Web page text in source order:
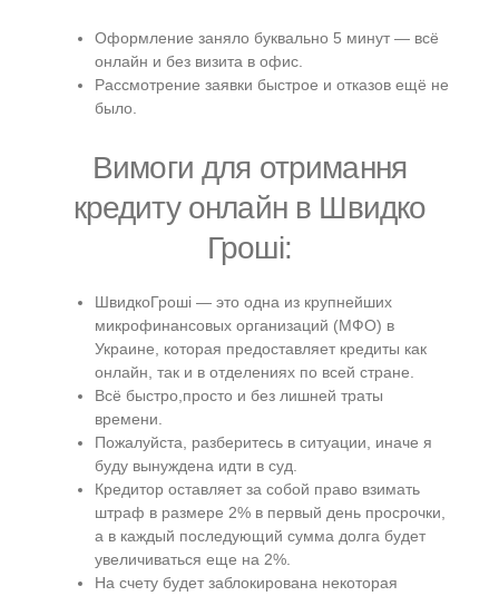
Оформление заняло буквально 5 минут — всё
онлайн и без визита в офис.
Рассмотрение заявки быстрое и отказов ещё не
было.
Вимоги для отримання
кредиту онлайн в Швидко
Гроші:
ШвидкоГроші — это одна из крупнейших
микрофинансовых организаций (МФО) в
Украине, которая предоставляет кредиты как
онлайн, так и в отделениях по всей стране.
Всё быстро,просто и без лишней траты
времени.
Пожалуйста, разберитесь в ситуации, иначе я
буду вынуждена идти в суд.
Кредитор оставляет за собой право взимать
штраф в размере 2% в первый день просрочки,
а в каждый последующий сумма долга будет
увеличиваться еще на 2%.
На счету будет заблокирована некоторая